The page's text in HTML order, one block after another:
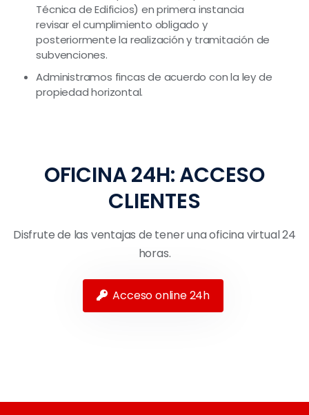
Técnica de Edificios) en primera instancia
revisar el cumplimiento obligado y
posteriormente la realización y tramitación de
subvenciones.
Administramos fincas de acuerdo con la ley de
propiedad horizontal.
OFICINA 24H: ACCESO
CLIENTES
Disfrute de las ventajas de tener una oficina virtual 24
horas.
Acceso online 24h